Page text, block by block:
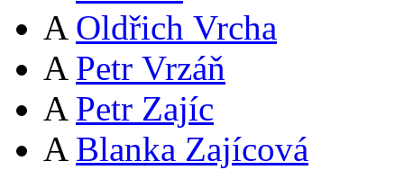
A Oldřich Vrcha
A Petr Vrzáň
A Petr Zajíc
A Blanka Zajícová